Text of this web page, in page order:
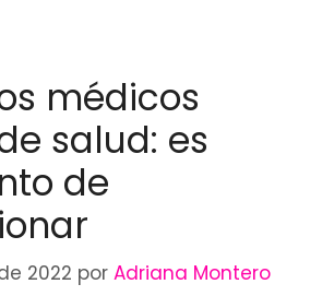
médicos
salud: es
de
2022 por Adriana Montero